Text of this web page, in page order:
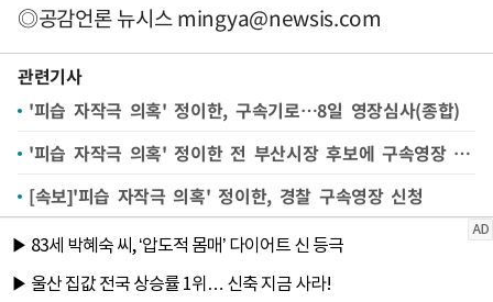
◎공감언론 뉴시스mingya@newsis.com
관련기사
'피습 자작극 의혹' 정이한, 구속기로…8일 영장심사(종합)
'피습 자작극 의혹' 정이한 전 부산시장 후보에 구속영장 청구
[속보]'피습 자작극 의혹' 정이한, 경찰 구속영장 신청